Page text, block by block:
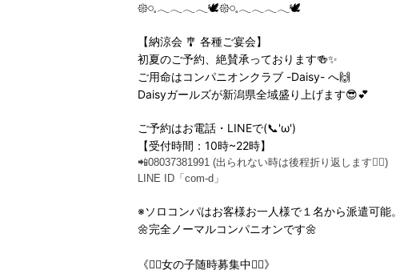
𑁍𓏸𓈒𓂃𓂃𓂃𓂃🕊𑁍𓏸𓈒𓂃𓂃𓂃𓂃🕊
【納涼会 🎐 各種ご宴会】
初夏のご予約、絶賛承っております🍻✨
ご用命はコンパニオンクラブ -Daisy- へ🙌
Daisyガールズが新潟県全域盛り上げます😎💕
ご予約はお電話・LINEで(📞'ω')
【受付時間：10時~22時】
📲08037381991 (出られない時は後程折り返します🙇‍♀️)
LINE ID「com-d」
※ソロコンパはお客様お一人様で１名から派遣可能。
🌼完全ノーマルコンパニオンです🌼
《👱‍♀️女の子随時募集中👱‍♀️》